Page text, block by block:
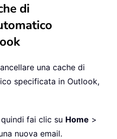
di
una cache di
specificata in Outlook,
quindi fai clic su Home >
nuova email.